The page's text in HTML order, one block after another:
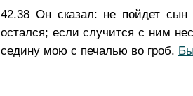
42.38 Он сказал: не пойдет
остался; если случится с ним
седину мою с печалью во гроб.